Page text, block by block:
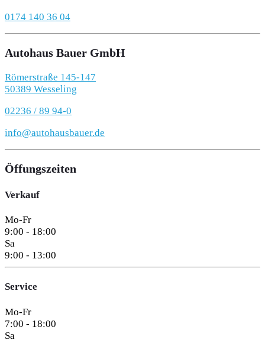
0174 140 36 04
Autohaus Bauer GmbH
Römerstraße 145-147
50389 Wesseling
02236 / 89 94-0
info@autohausbauer.de
Öffungszeiten
Verkauf
Mo-Fr
9:00 - 18:00
Sa
9:00 - 13:00
Service
Mo-Fr
7:00 - 18:00
Sa